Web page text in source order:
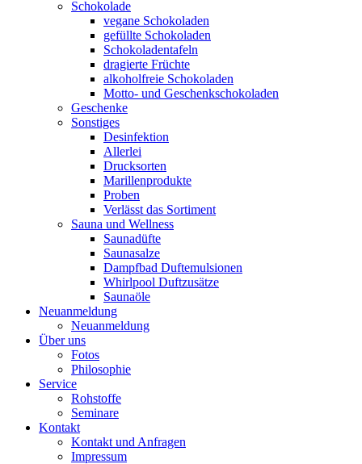
Schokolade
vegane Schokoladen
gefüllte Schokoladen
Schokoladentafeln
dragierte Früchte
alkoholfreie Schokoladen
Motto- und Geschenkschokoladen
Geschenke
Sonstiges
Desinfektion
Allerlei
Drucksorten
Marillenprodukte
Proben
Verlässt das Sortiment
Sauna und Wellness
Saunadüfte
Saunasalze
Dampfbad Duftemulsionen
Whirlpool Duftzusätze
Saunaöle
Neuanmeldung
Neuanmeldung
Über uns
Fotos
Philosophie
Service
Rohstoffe
Seminare
Kontakt
Kontakt und Anfragen
Impressum